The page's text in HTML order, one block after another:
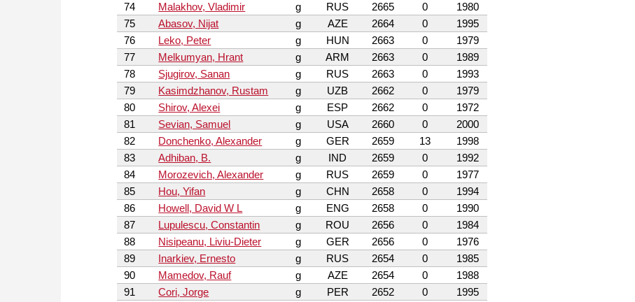
74
Malakhov, Vladimir g RUS 2665 0
1980
75
Abasov, Nijat g AZE 2664 0
1995
76
Leko, Peter g HUN 2663 0
1979
77
Melkumyan, Hrant g ARM 2663 0
1989
78
Sjugirov, Sanan g RUS 2663 0
1993
79
Kasimdzhanov, Rustam g UZB 2662 0
1979
80
Shirov, Alexei g ESP 2662 0
1972
81
Sevian, Samuel g USA 2660 0
2000
82
Donchenko, Alexander g GER 2659 13
1998
83
Adhiban, B. g IND 2659 0
1992
84
Morozevich, Alexander g RUS 2659 0
1977
85
Hou, Yifan g CHN 2658 0
1994
86
Howell, David W L g ENG 2658 0
1990
87
Lupulescu, Constantin g ROU 2656 0
1984
88
Nisipeanu, Liviu-Dieter g GER 2656 0
1976
89
Inarkiev, Ernesto g RUS 2654 0
1985
90
Mamedov, Rauf g AZE 2654 0
1988
91
Cori, Jorge g PER 2652 0 1995